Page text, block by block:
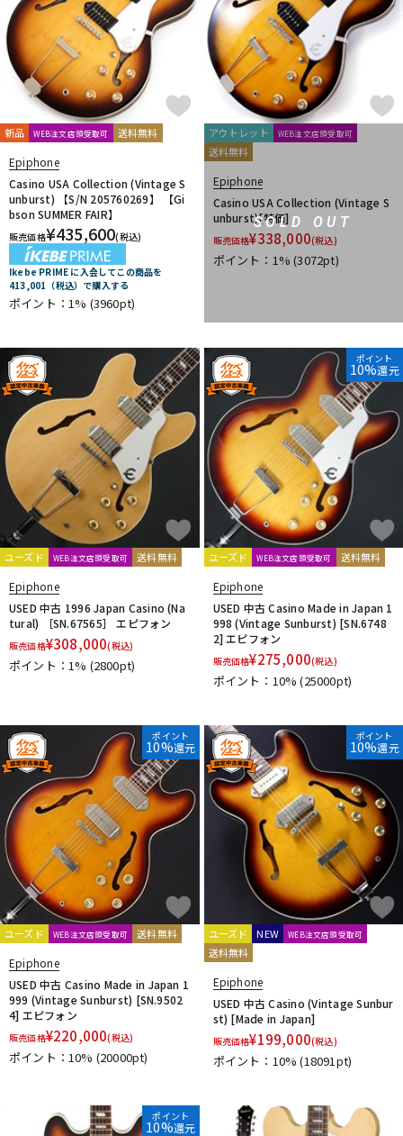
新品 WEB注文店頭受取可 送料無料
Epiphone
Casino USA Collection (Vintage S
unburst) 【S/N 205760269】 【Gi
bson SUMMER FAIR】
販売価格¥435,600(税込)
Ikebe PRIME に入会してこの商品を
413,001（税込）で購入する
ポイント：1% (3960pt)
SOLD OUT
アウトレット WEB注文店頭受取可
送料無料
Epiphone
Casino USA Collection (Vintage S
unburst)[特価]
販売価格¥338,000(税込)
ポイント：1%(3072pt)
ユーズド WEB注文店頭受取可 送料無料
Epiphone
USED 中古 1996 Japan Casino (Na
tural) ［SN.67565］ エピフォン
販売価格¥308,000(税込)
ポイント：1% (2800pt)
ポイント
10%還元
ユーズド WEB注文店頭受取可 送料無料
Epiphone
USED 中古 Casino Made in Japan 1
998 (Vintage Sunburst) [SN.6748
2] エピフォン
販売価格¥275,000(税込)
ポイント：10%(25000pt)
ポイント
10%還元
ユーズド WEB注文店頭受取可 送料無料
Epiphone
USED 中古 Casino Made in Japan 1
999 (Vintage Sunburst) [SN.9502
4] エピフォン
販売価格¥220,000(税込)
ポイント：10% (20000pt)
ポイント
10%還元
ユーズド NEW WEB注文店頭受取可
送料無料
Epiphone
USED 中古 Casino (Vintage Sunbur
st) [Made in Japan]
販売価格¥199,000(税込)
ポイント：10%(18091pt)
ポイント
10%還元